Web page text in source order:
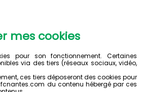
mes cookies
pour son fonctionnement. Certaines
via des tiers (réseaux sociaux, vidéo,
ces tiers déposeront des cookies pour
du contenu hébergé par ces